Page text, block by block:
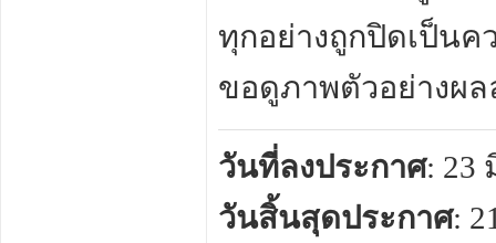
ทุกอย่างถูกปิดเป็นค
ขอดูภาพตัวอย่างผล
วันที่ลงประกาศ: 23
วันสิ้นสุดประกาศ: